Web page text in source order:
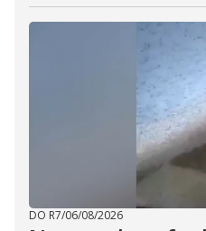
DO R7/06/08/2026